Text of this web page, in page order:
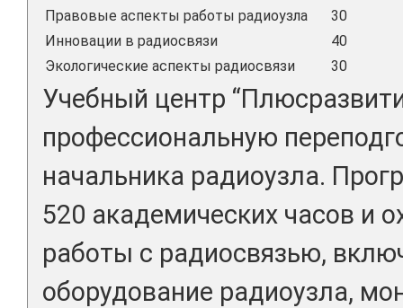
Правовые аспекты работы радиоузла
30
Инновации в радиосвязи
40
Экологические аспекты радиосвязи
30
Учебный центр
профессиональную
начальника радиоузла.
520 академических часов и
работы с радиосвязью,
оборудование радиоузла,